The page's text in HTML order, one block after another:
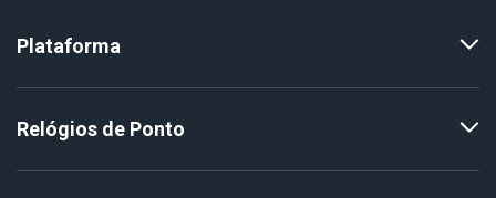
Plataforma
Relógios de Ponto